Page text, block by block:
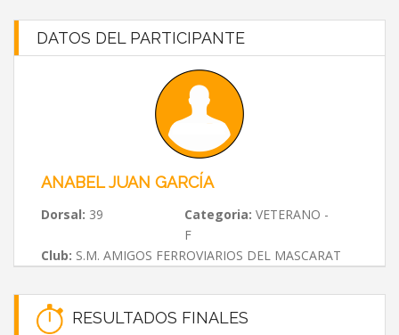
DATOS DEL PARTICIPANTE
ANABEL JUAN GARCÍA
Dorsal: 39 Categoria: VETERANO -
F
Club: S.M. AMIGOS FERROVIARIOS DEL MASCARAT
RESULTADOS FINALES